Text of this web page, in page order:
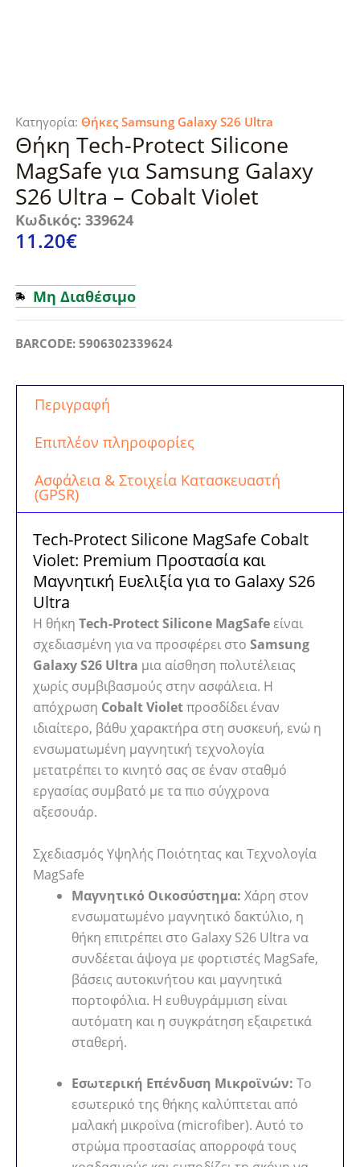
Κατηγορία: Θήκες Samsung Galaxy S26 Ultra
Θήκη Tech-Protect Silicone
MagSafe για Samsung Galaxy
S26 Ultra – Cobalt Violet
Κωδικός: 339624
11.20€
Μη Διαθέσιμο
BARCODE: 5906302339624
Περιγραφή
Επιπλέον πληροφορίες
Ασφάλεια & Στοιχεία Κατασκευαστή
(GPSR)
Tech-Protect Silicone MagSafe Cobalt
Violet: Premium Προστασία και
Μαγνητική Ευελιξία για το Galaxy S26
Ultra
Η θήκη Tech-Protect Silicone MagSafeείναι
σχεδιασμένη για να προσφέρει στο Samsung
Galaxy S26 Ultra μια αίσθηση πολυτέλειας
χωρίς συμβιβασμούς στην ασφάλεια. Η
απόχρωση Cobalt Violetπροσδίδει έναν
ιδιαίτερο, βάθυ χαρακτήρα στη συσκευή, ενώ η
ενσωματωμένη μαγνητική τεχνολογία
μετατρέπει το κινητό σας σε έναν σταθμό
εργασίας συμβατό με τα πιο σύγχρονα
αξεσουάρ.
Σχεδιασμός Υψηλής Ποιότητας και Τεχνολογία
MagSafe
Μαγνητικό Οικοσύστημα: Χάρη στον
ενσωματωμένο μαγνητικό δακτύλιο, η
θήκη επιτρέπει στο Galaxy S26 Ultra να
συνδέεται άψογα με φορτιστές MagSafe,
βάσεις αυτοκινήτου και μαγνητικά
πορτοφόλια. Η ευθυγράμμιση είναι
αυτόματη και η συγκράτηση εξαιρετικά
σταθερή.
Εσωτερική Επένδυση Μικροϊνών: Το
εσωτερικό της θήκης καλύπτεται από
μαλακή μικροΐνα (microfiber). Αυτό το
στρώμα προστασίας απορροφά τους